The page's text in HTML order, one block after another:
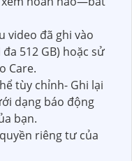
video đã ghi vào
512 GB) hoặc sử
Care.
tùy chỉnh- Ghi lại
dạng báo động
bạn.
riêng tư của